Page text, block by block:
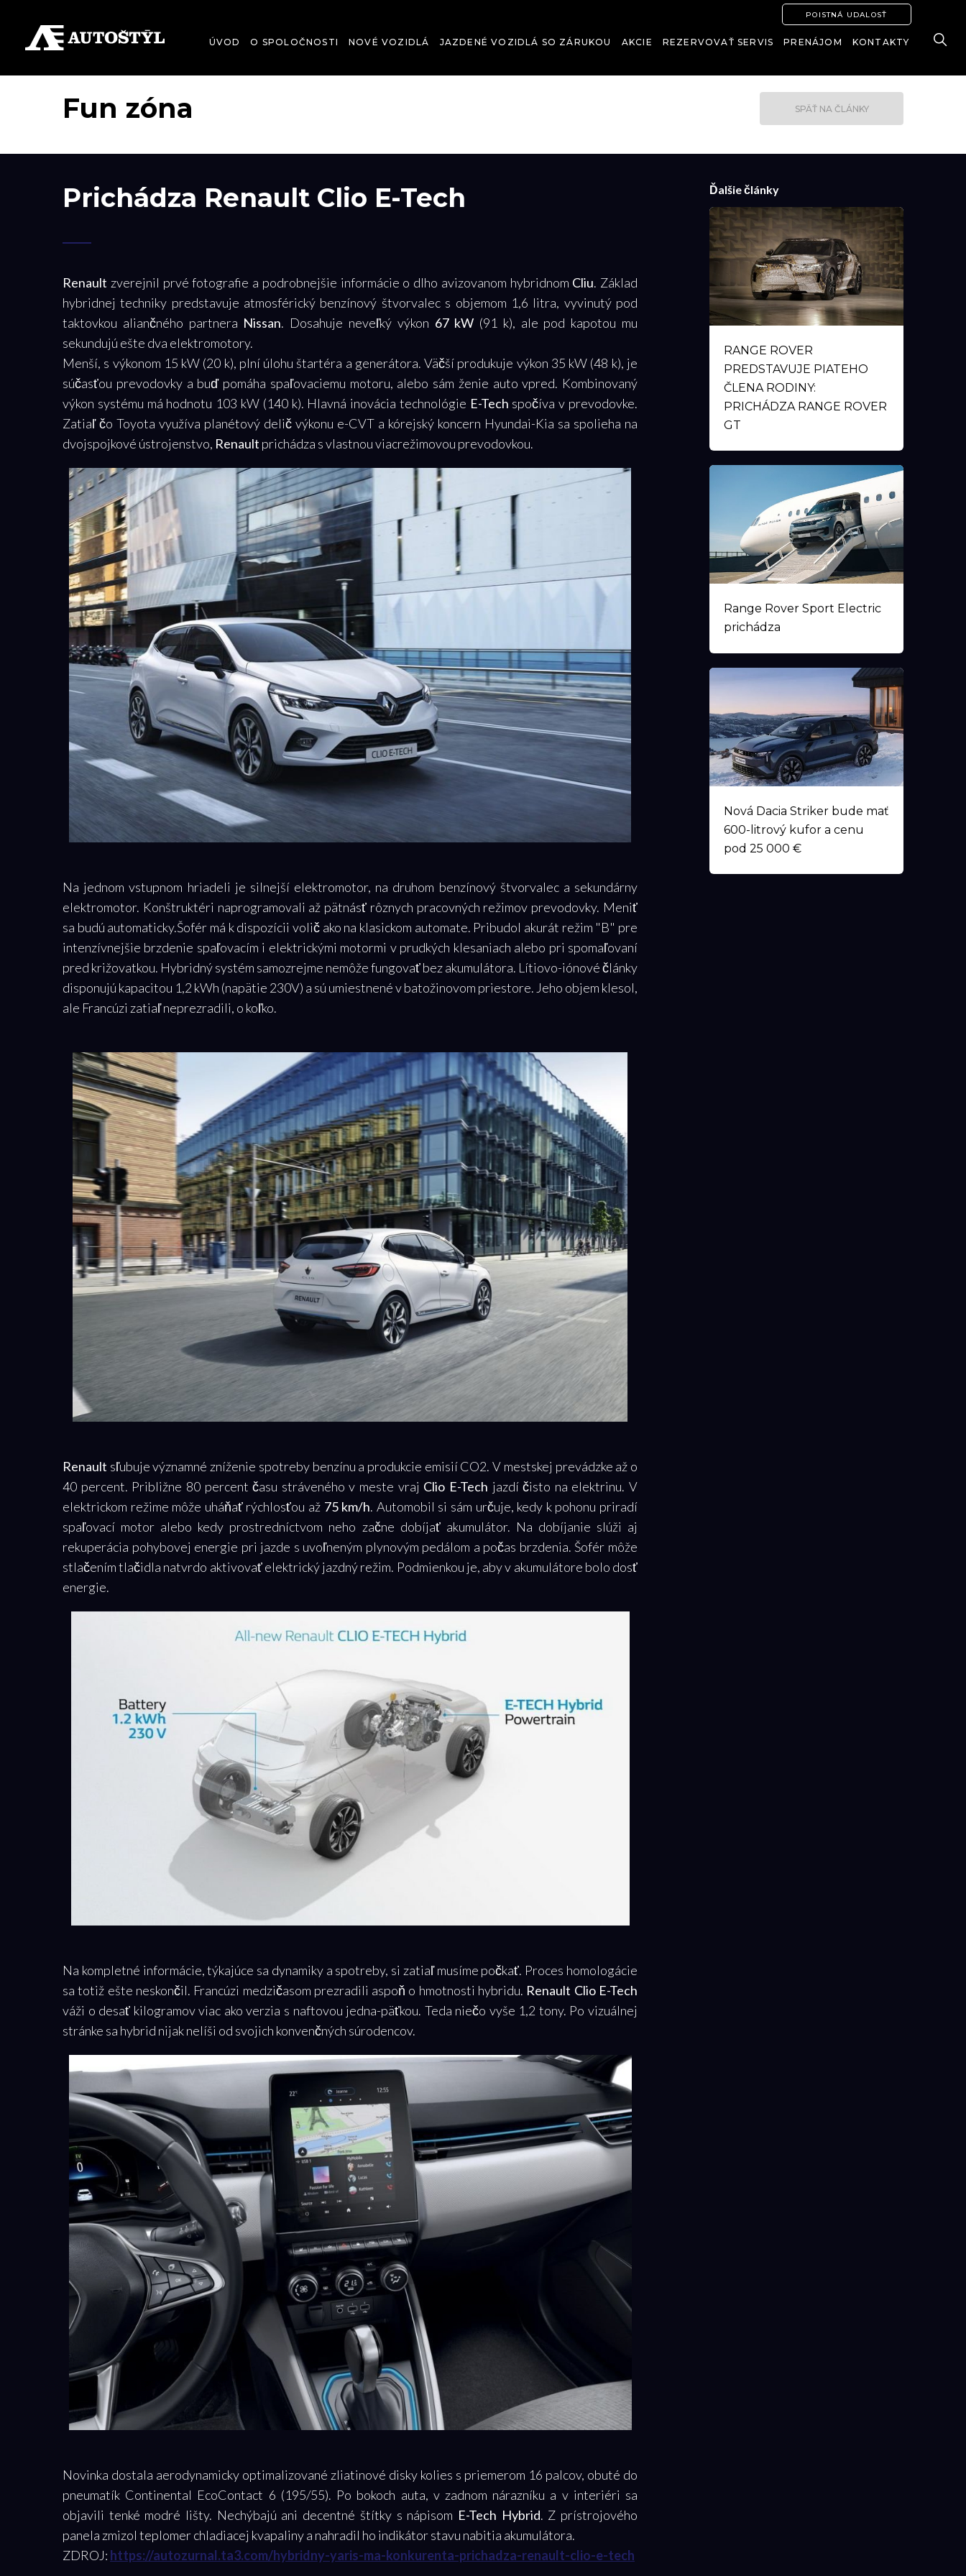
ÚVOD O SPOLOČNOSTI NOVÉ VOZIDLÁ JAZDENÉ VOZIDLÁ SO ZÁRUKOU AKCIE REZERVOVAŤ SERVIS PRENÁJOM KONTAKTY
POISTNÁ UDALOSŤ
Fun zóna SPÄŤ NA ČLÁNKY
Ďalšie články
RANGE ROVER
PREDSTAVUJE PIATEHO
ČLENA RODINY:
PRICHÁDZA RANGE ROVER
GT
Range Rover Sport Electric
prichádza
Nová Dacia Striker bude mať
600-litrový kufor a cenu
pod 25 000 €
Prichádza Renault Clio E-Tech
Renault zverejnil prvé fotografie a podrobnejšie informácie o dlho avizovanom hybridnom Cliu. Základ
hybridnej techniky predstavuje atmosférický benzínový štvorvalec s objemom 1,6 litra, vyvinutý pod
taktovkou aliančného partnera Nissan. Dosahuje neveľký výkon 67 kW (91 k), ale pod kapotou mu
sekundujú ešte dva elektromotory.
Menší, s výkonom 15 kW (20 k), plní úlohu štartéra a generátora. Väčší produkuje výkon 35 kW (48 k), je
súčasťou prevodovky a buď pomáha spaľovaciemu motoru, alebo sám ženie auto vpred. Kombinovaný
výkon systému má hodnotu 103 kW (140 k). Hlavná inovácia technológie E-Tech spočíva v prevodovke.
Zatiaľ čo Toyota využíva planétový delič výkonu e-CVT a kórejský koncern Hyundai-Kia sa spolieha na
dvojspojkové ústrojenstvo, Renault prichádza s vlastnou viacrežimovou prevodovkou.
Na jednom vstupnom hriadeli je silnejší elektromotor, na druhom benzínový štvorvalec a sekundárny
elektromotor. Konštruktéri naprogramovali až pätnásť rôznych pracovných režimov prevodovky. Meniť
sa budú automaticky.Šofér má k dispozícii volič ako na klasickom automate. Pribudol akurát režim "B" pre
intenzívnejšie brzdenie spaľovacím i elektrickými motormi v prudkých klesaniach alebo pri spomaľovaní
pred križovatkou. Hybridný systém samozrejme nemôže fungovať bez akumulátora. Lítiovo-iónové články
disponujú kapacitou 1,2 kWh (napätie 230V) a sú umiestnené v batožinovom priestore. Jeho objem klesol,
ale Francúzi zatiaľ neprezradili, o koľko.
Renault sľubuje významné zníženie spotreby benzínu a produkcie emisií CO2. V mestskej prevádzke až o
40 percent. Približne 80 percent času stráveného v meste vraj Clio E-Tech jazdí čisto na elektrinu. V
elektrickom režime môže uháňať rýchlosťou až 75 km/h. Automobil si sám určuje, kedy k pohonu priradí
spaľovací motor alebo kedy prostredníctvom neho začne dobíjať akumulátor. Na dobíjanie slúži aj
rekuperácia pohybovej energie pri jazde s uvoľneným plynovým pedálom a počas brzdenia. Šofér môže
stlačením tlačidla natvrdo aktivovať elektrický jazdný režim. Podmienkou je, aby v akumulátore bolo dosť
energie.
Na kompletné informácie, týkajúce sa dynamiky a spotreby, si zatiaľ musíme počkať. Proces homologácie
sa totiž ešte neskončil. Francúzi medzičasom prezradili aspoň o hmotnosti hybridu. Renault Clio E-Tech
váži o desať kilogramov viac ako verzia s naftovou jedna-päťkou. Teda niečo vyše 1,2 tony. Po vizuálnej
stránke sa hybrid nijak nelíši od svojich konvenčných súrodencov.
Novinka dostala aerodynamicky optimalizované zliatinové disky kolies s priemerom 16 palcov, obuté do
pneumatík Continental EcoContact 6 (195/55). Po bokoch auta, v zadnom nárazníku a v interiéri sa
objavili tenké modré lišty. Nechýbajú ani decentné štítky s nápisom E-Tech Hybrid. Z prístrojového
panela zmizol teplomer chladiacej kvapaliny a nahradil ho indikátor stavu nabitia akumulátora.
ZDROJ: https://autozurnal.ta3.com/hybridny-yaris-ma-konkurenta-prichadza-renault-clio-e-tech